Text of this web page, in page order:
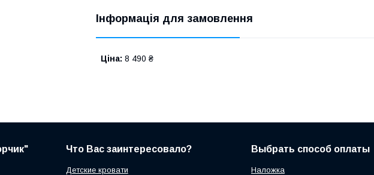
Інформація для замовлення
Ціна: 8 490 ₴
Что Вас заинтересовало?
Детские кровати
Выбрать способ оплаты
Наложка